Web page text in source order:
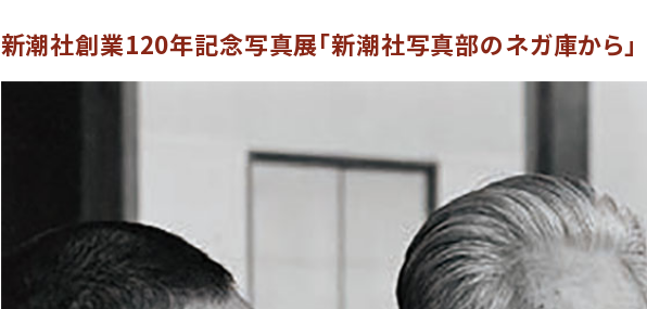
新潮社創業120年記念写真展「新潮社写真部のネガ庫から」